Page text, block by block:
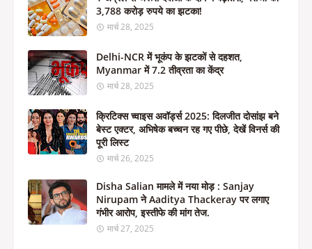
3,788 करोड़ रुपये का झटका!
मार्च 28, 2025
Delhi-NCR में भूकंप के झटकों से दहशत,
Myanmar में 7.2 तीव्रता का केंद्र
मार्च 28, 2025
क्रिटिक्स च्वाइस अवॉर्ड्स 2025: दिलजीत दोसांझ बने
बेस्ट एक्टर, अभिषेक बच्चन रह गए पीछे, देखें विनर्स की
पूरी लिस्ट
मार्च 26, 2025
Disha Salian मामले में नया मोड़ : Sanjay
Nirupam ने Aaditya Thackeray पर लगाए
गंभीर आरोप, इस्तीफे की मांग तेज.
मार्च 27, 2025